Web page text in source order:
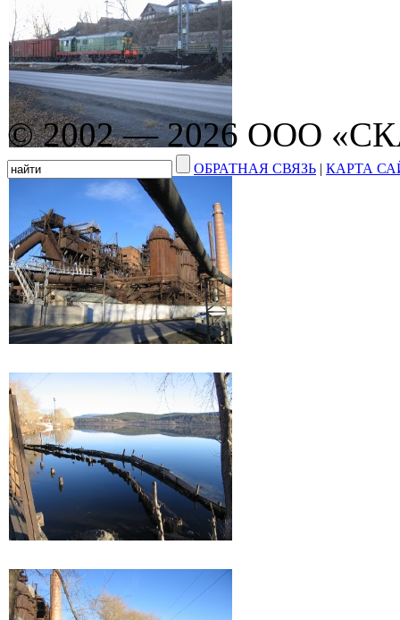
© 2002 — 2026 ООО
ОБРАТНАЯ СВЯЗЬ | КАРТА